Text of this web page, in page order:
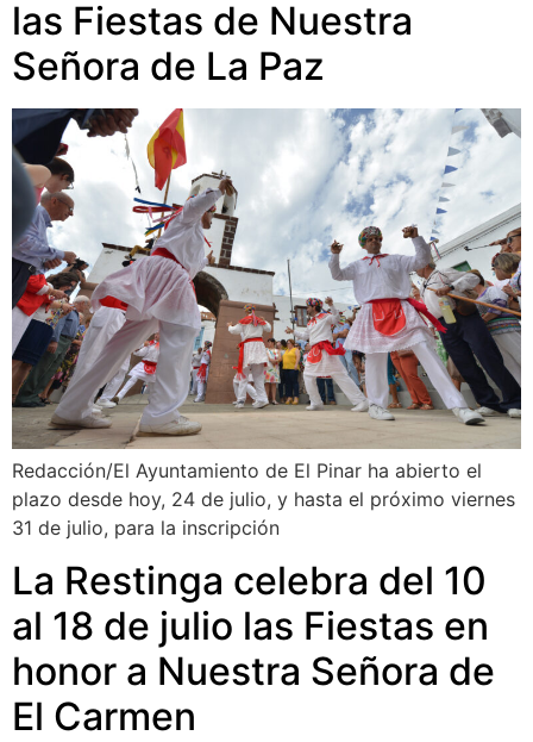
las Fiestas de Nuestra
Señora de La Paz
Redacción/El Ayuntamiento de El Pinar ha abierto el
plazo desde hoy, 24 de julio, y hasta el próximo viernes
31 de julio, para la inscripción
La Restinga celebra del 10
al 18 de julio las Fiestas en
honor a Nuestra Señora de
El Carmen